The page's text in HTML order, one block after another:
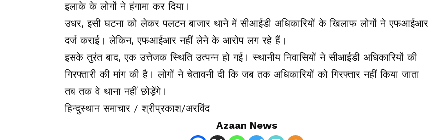
इलाके के लोगों ने हंगामा कर दिया।
उधर, इसी घटना को लेकर पलटन बाजार थाने में सीआईडी अधिकारियों के खिलाफ लोगों ने एफआईआर
दर्ज कराई। लेकिन, एफआईआर नहीं लेने के आरोप लग रहे हैं।
इसके तुरंत बाद, एक उत्तेजक स्थिति उत्पन्न हो गई। स्थानीय निवासियों ने सीआईडी अधिकारियों की
गिरफ्तारी की मांग की है। लोगों ने चेतावनी दी कि जब तक अधिकारियों को गिरफ्तार नहीं किया जाता
तब तक वे थाना नहीं छोड़ेंगे।
हिन्दुस्थान समाचार / श्रीप्रकाश/अरविंद
Azaan News